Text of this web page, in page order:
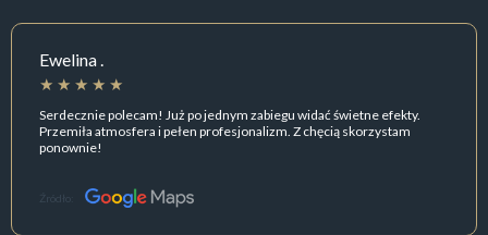
Ewelina .
Serdecznie polecam! Już po jednym zabiegu widać świetne efekty.
Przemiła atmosfera i pełen profesjonalizm. Z chęcią skorzystam
ponownie!
Źródło: